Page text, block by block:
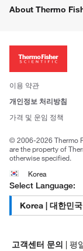
웹사이트 개선사항
About Thermo
투자자
사회적 책임
브랜드
이용 약관
개인정보 처리방침
가격 및 운임 정책
© 2006-2026 Thermo
are the property of
otherwise specified.
Korea
Select Language:
고객센터 문의 | 평